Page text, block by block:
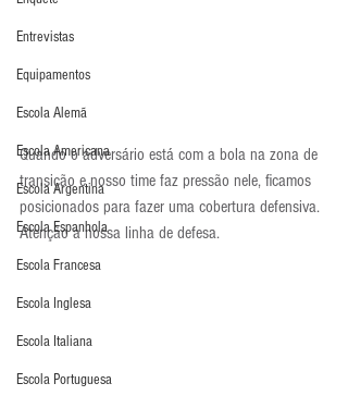
Entrevistas
Equipamentos
Escola Alemã
Escola Americana
Escola Argentina
Escola Espanhola
Escola Francesa
Escola Inglesa
Escola Italiana
Escola Portuguesa
Quando o adversário está com a bola na zona de
transição e nosso time faz pressão nele, ficamos
posicionados para fazer uma cobertura defensiva.
Atenção a nossa linha de defesa.